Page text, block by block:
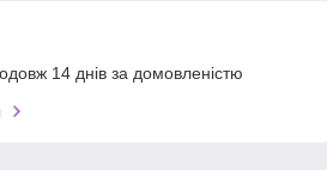
14 днів за домовленістю